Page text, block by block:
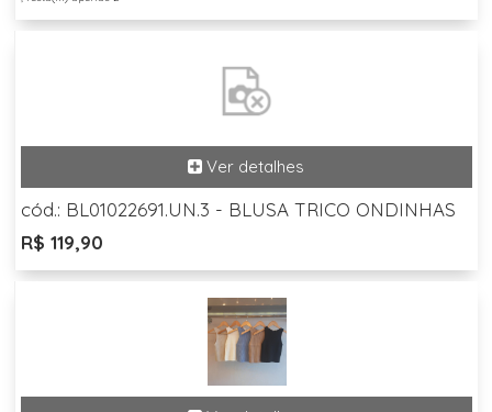
cód.: BL01022691.UN.3 - BLUSA TRICO ONDINHAS
R$ 119,90